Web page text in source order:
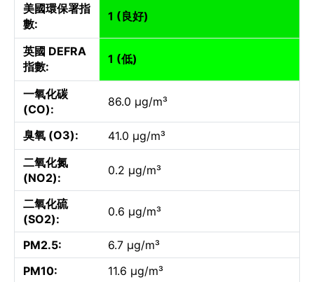
美國環保署指
數:
1 (良好)
英國 DEFRA
指數:
1 (低)
一氧化碳
(CO):
86.0 µg/m³
臭氧 (O3):
41.0 µg/m³
二氧化氮
(NO2):
0.2 µg/m³
二氧化硫
(SO2):
0.6 µg/m³
PM2.5:
6.7 µg/m³
PM10:
11.6 µg/m³